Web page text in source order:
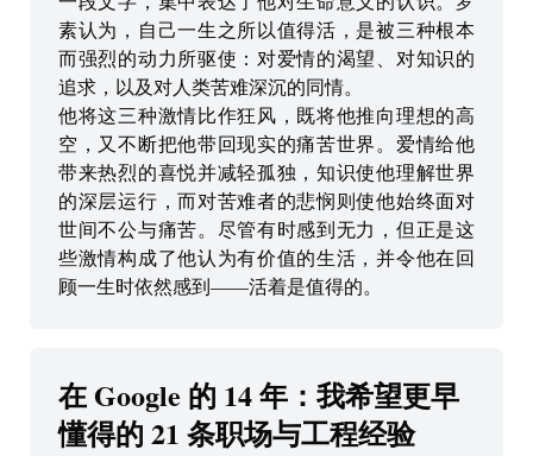
素认为，自己一生之所以值得活，是被三种根本
而强烈的动力所驱使：对爱情的渴望、对知识的
追求，以及对人类苦难深沉的同情。
他将这三种激情比作狂风，既将他推向理想的高
空，又不断把他带回现实的痛苦世界。爱情给他
带来热烈的喜悦并减轻孤独，知识使他理解世界
的深层运行，而对苦难者的悲悯则使他始终面对
世间不公与痛苦。尽管有时感到无力，但正是这
些激情构成了他认为有价值的生活，并令他在回
顾一生时依然感到——活着是值得的。
在 Google 的 14 年：我希望更早
懂得的 21 条职场与工程经验